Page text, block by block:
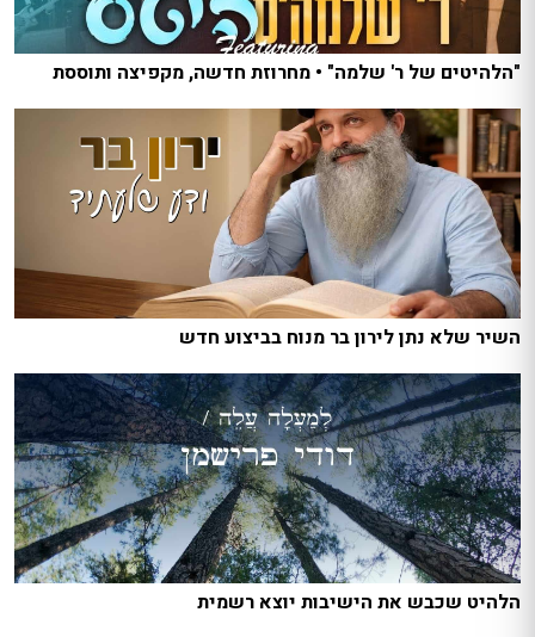
"הלהיטים של ר' שלמה" • מחרוזת חדשה, מקפיצה ותוססת
השיר שלא נתן לירון בר מנוח בביצוע חדש
הלהיט שכבש את הישיבות יוצא רשמית